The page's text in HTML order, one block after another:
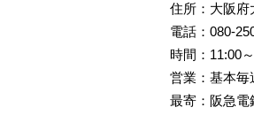
住所：大阪府
電話：080-
時間：11:00
営業：基本毎
最寄：阪急電